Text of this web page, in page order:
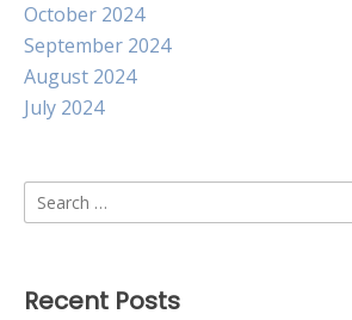
October 2024
September 2024
August 2024
July 2024
Search
for:
Recent Posts